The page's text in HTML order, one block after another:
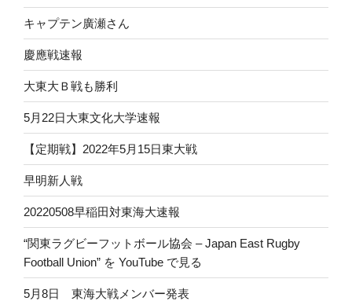
キャプテン廣瀬さん
慶應戦速報
大東大Ｂ戦も勝利
5月22日大東文化大学速報
【定期戦】2022年5月15日東大戦
早明新人戦
20220508早稲田対東海大速報
“関東ラグビーフットボール協会 – Japan East Rugby
Football Union” を YouTube で見る
5月8日 東海大戦メンバー発表